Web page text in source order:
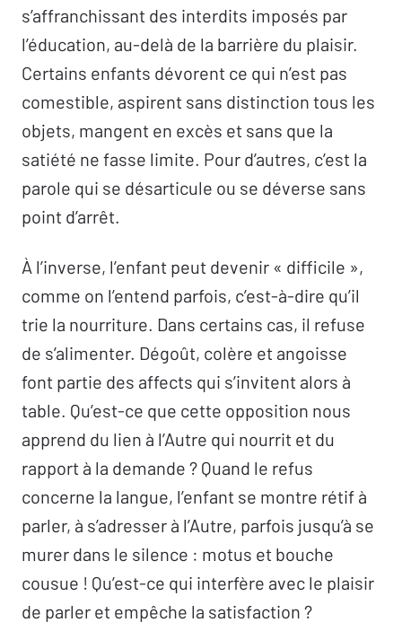
s’affranchissant des interdits imposés par
l’éducation, au-delà de la barrière du plaisir.
Certains enfants dévorent ce qui n’est pas
comestible, aspirent sans distinction tous les
objets, mangent en excès et sans que la
satiété ne fasse limite. Pour d’autres, c’est la
parole qui se désarticule ou se déverse sans
point d’arrêt.
À l’inverse, l’enfant peut devenir « difficile »,
comme on l’entend parfois, c’est-à-dire qu’il
trie la nourriture. Dans certains cas, il refuse
de s’alimenter. Dégoût, colère et angoisse
font partie des affects qui s’invitent alors à
table. Qu’est-ce que cette opposition nous
apprend du lien à l’Autre qui nourrit et du
rapport à la demande ? Quand le refus
concerne la langue, l’enfant se montre rétif à
parler, à s’adresser à l’Autre, parfois jusqu’à se
murer dans le silence : motus et bouche
cousue ! Qu’est-ce qui interfère avec le plaisir
de parler et empêche la satisfaction ?